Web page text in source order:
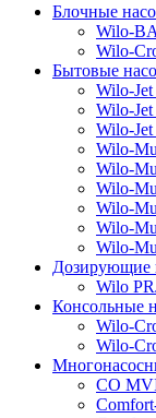
Блочные
Wilo-
Wilo-
Бытовые
Wilo-
Wilo-
Wilo-
Wilo-
Wilo-
Wilo-
Wilo-
Wilo-
Wilo-
Дозирующие
Wilo
Консольные
Wilo-
Wilo-
CO